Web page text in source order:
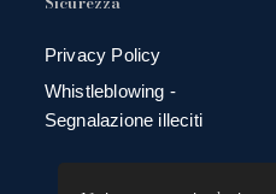
Privacy Policy
Whistleblowing -
Segnalazione illeciti